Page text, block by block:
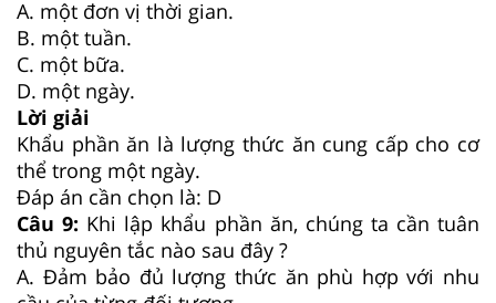
A. một đơn vị thời gian.
B. một tuần.
C. một bữa.
D. một ngày.
Lời giải
Khẩu phần ăn là lượng thức ăn cung cấp cho cơ
thể trong một ngày.
Đáp án cần chọn là: D
Câu 9: Khi lập khẩu phần ăn, chúng ta cần tuân
thủ nguyên tắc nào sau đây ?
A. Đảm bảo đủ lượng thức ăn phù hợp với nhu